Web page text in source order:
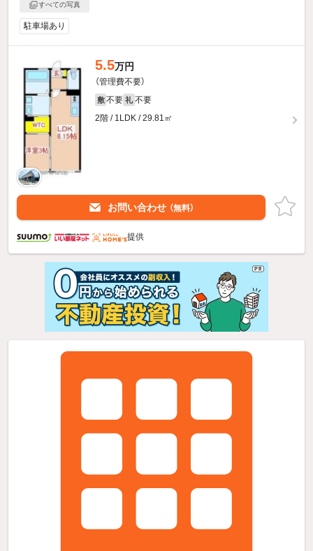
すべての写真
駐車場あり
5.5万円
（管理費不要）
敷 不要 礼 不要
2階 / 1LDK / 29.81㎡
お問い合わせ （無料）
提供